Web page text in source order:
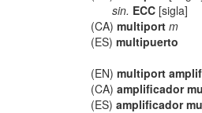
sin. ECC[sigla]
(CA)multiport m
(ES)multipuerto
(EN)multiport
(CA)amplificador
(ES)amplificador